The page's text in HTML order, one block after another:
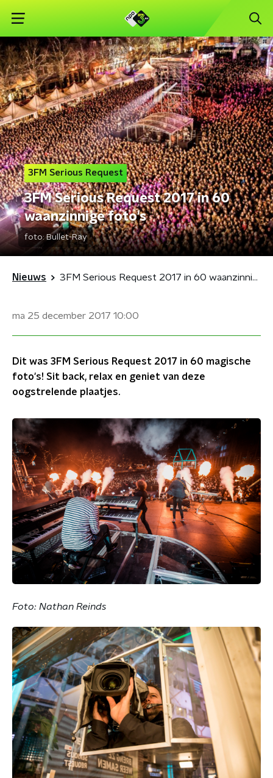
3FM Serious Request
3FM Serious Request 2017 in 60
waanzinnige foto's
foto:Bullet-Ray
Nieuws 3FM Serious Request 2017 in 60 waanzinnige foto's
ma 25 december 2017 10:00
Dit was 3FM Serious Request 2017 in 60 magische
foto's! Sit back, relax en geniet van deze
oogstrelende plaatjes.
Foto: Nathan Reinds